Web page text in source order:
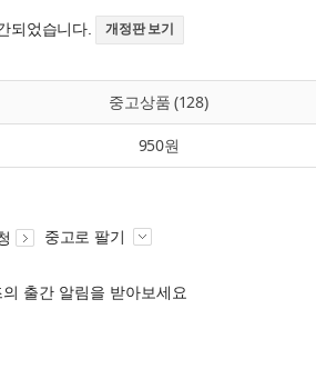
되었습니다. 개정판 보기
중고상품 (128)
950원
중고로 팔기
출간 알림을 받아보세요